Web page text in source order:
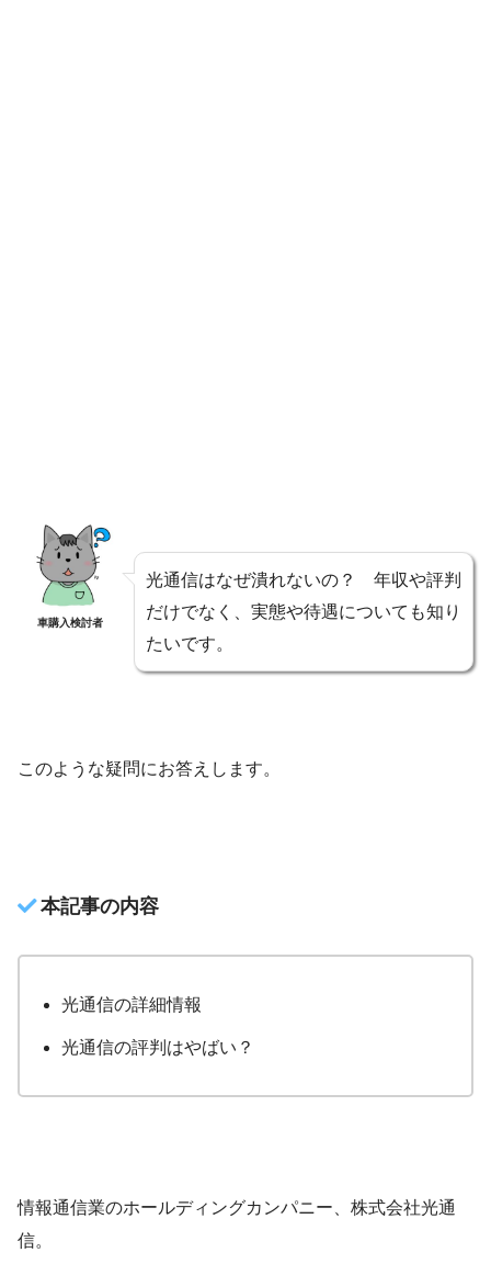
車購入検討者
光通信はなぜ潰れないの？ 年収や評判
だけでなく、実態や待遇についても知り
たいです。
このような疑問にお答えします。
本記事の内容
光通信の詳細情報
光通信の評判はやばい？
情報通信業のホールディングカンパニー、株式会社光通
信。